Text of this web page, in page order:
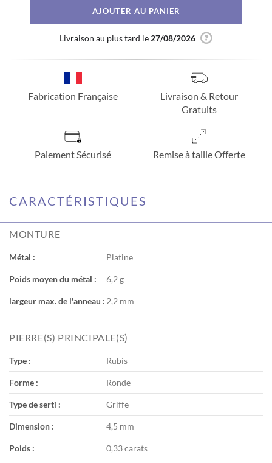
AJOUTER AU PANIER
Livraison au plus tard le 27/08/2026
Fabrication Française
Livraison & Retour
Gratuits
Paiement Sécurisé Remise à taille Offerte
CARACTÉRISTIQUES
MONTURE
Métal : Platine
Poids moyen du métal : 6,2 g
largeur max. de l'anneau : 2,2 mm
PIERRE(S) PRINCIPALE(S)
Type : Rubis
Forme : Ronde
Type de serti : Griffe
Dimension : 4,5 mm
Poids : 0,33 carats